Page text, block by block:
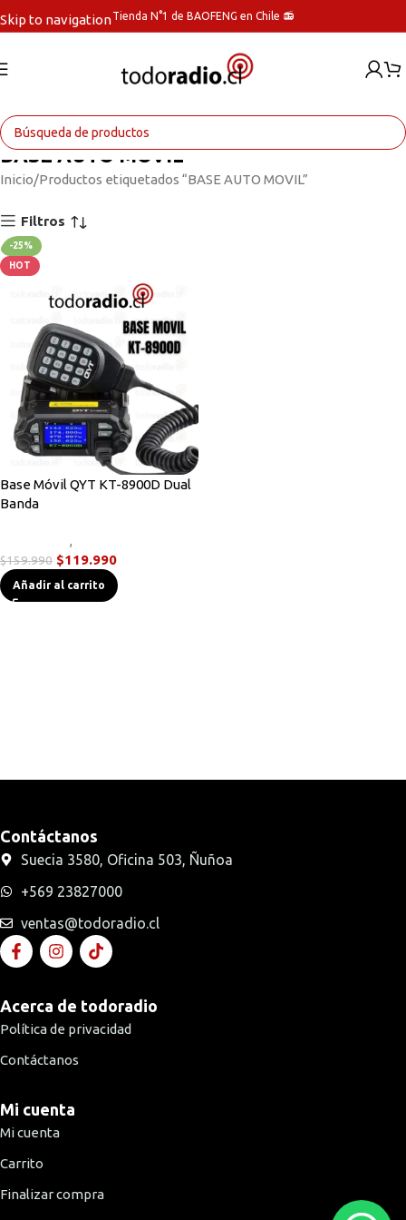
Skip to navigationTienda N°1 de BAOFENG en Chile 📻
BASE AUTO MOVIL
Inicio Productos etiquetados “BASE AUTO MOVIL”
Filtros
-25%
HOT
Base Móvil QYT KT-8900D Dual
Banda
,
$159.990 $119.990
Añadir al carrito
Contáctanos
Suecia 3580, Oficina 503, Ñuñoa
+569 23827000
ventas@todoradio.cl
Acerca de todoradio
Política de privacidad
Contáctanos
Mi cuenta
Mi cuenta
Carrito
Finalizar compra